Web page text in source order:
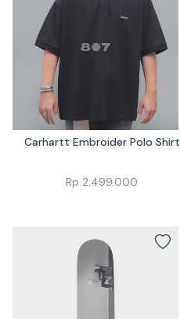
Carhartt Embroider Polo Shirt
Rp 2.499.000